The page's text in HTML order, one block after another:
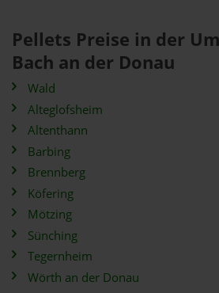
Pellets Preise in der
Bach an der Donau
Wald
Alteglofsheim
Altenthann
Barbing
Brennberg
Köfering
Mötzing
Sünching
Tegernheim
Wörth an der Donau